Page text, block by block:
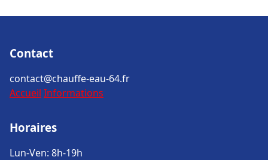
Contact
contact@chauffe-eau-64.fr
Accueil Informations
Horaires
Lun-Ven: 8h-19h